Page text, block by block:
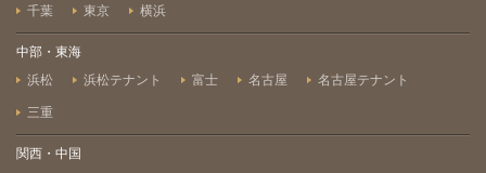
千葉
東京 横浜
中部・東海
浜松
浜松テナント 富士 名古屋 名古屋テナント
三重
関西・中国